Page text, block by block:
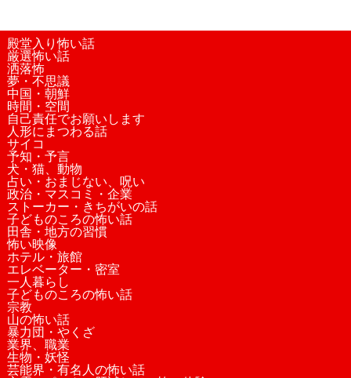
殿堂入り怖い話
厳選怖い話
洒落怖
夢・不思議
中国・朝鮮
時間・空間
自己責任でお願いします
人形にまつわる話
サイコ
予知・予言
犬・猫、動物
占い・おまじない、呪い
政治・マスコミ・企業
ストーカー・きちがいの話
子どものころの怖い話
田舎・地方の習慣
怖い映像
ホテル・旅館
エレベーター・密室
一人暮らし
子どものころの怖い話
宗教
山の怖い話
暴力団・やくざ
業界、職業
生物・妖怪
芸能界・有名人の怖い話